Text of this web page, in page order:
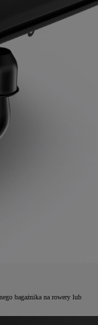
bagażnika na rowery lub